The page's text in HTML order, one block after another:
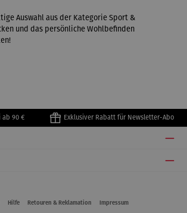
Auswahl aus der Kategorie Sport &
und das persönliche Wohlbefinden
ab 90 € Exklusiver Rabatt für Newsletter-Abo
Hilfe Retouren & Reklamation Impressum